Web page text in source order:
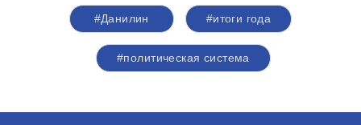
#Данилин #итоги года
#политическая система